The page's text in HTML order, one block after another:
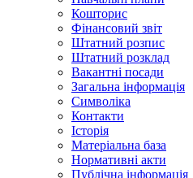
Кошторис
Фінансовий звіт
Штатний розпис
Штатний розклад
Вакантні посади
Загальна інформація
Символіка
Контакти
Історія
Матеріальна база
Нормативні акти
Публічна інформація